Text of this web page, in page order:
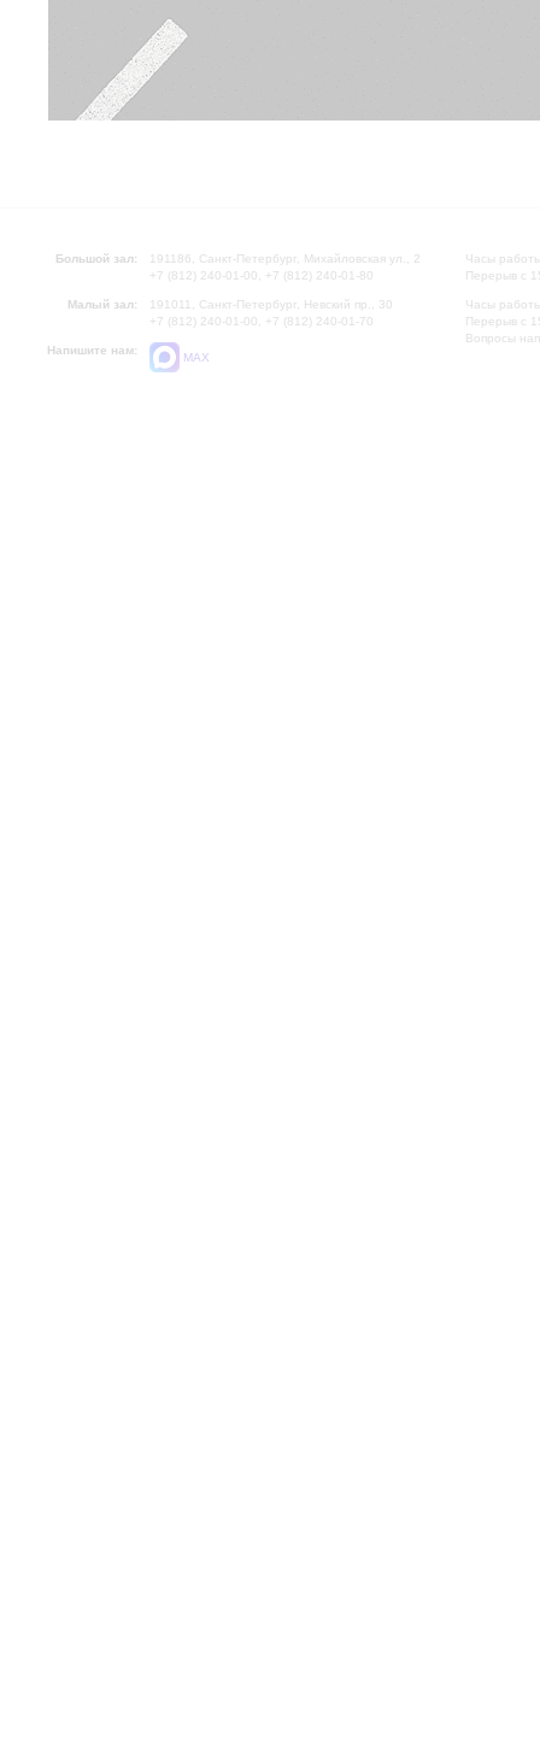
Большой зал:
191186, Санкт-Петербург, Михайловская ул., 2
+7 (812) 240-01-00, +7 (812) 240-01-80
Малый зал:
191011, Санкт-Петербург, Невский пр., 30
+7 (812) 240-01-00, +7 (812) 240-01-70
Напишите нам:
MAX
Часы
Перерыв с
Часы
Перерыв с
Вопросы